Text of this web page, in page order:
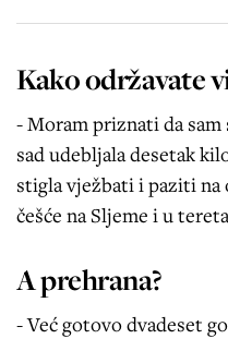
Kako održavate
- Moram priznati da sam
sad udebljala desetak
stigla vježbati i paziti na
češće na Sljeme i u
A prehrana?
- Već gotovo dvadeset